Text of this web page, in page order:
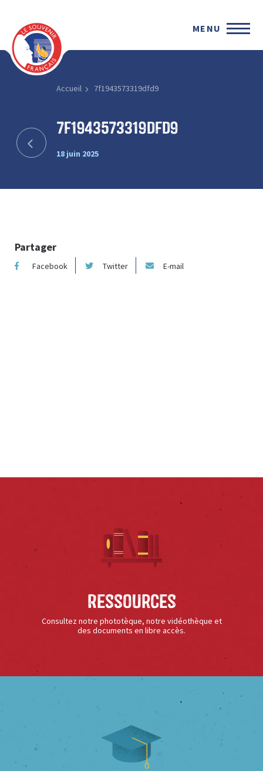
MENU
Accueil 7f1943573319dfd9
7f1943573319dfd9
18 juin 2025
Partager
Facebook Twitter E-mail
Ressources
Consultez notre phototèque, notre vidéothèque et
des documents en libre accès.